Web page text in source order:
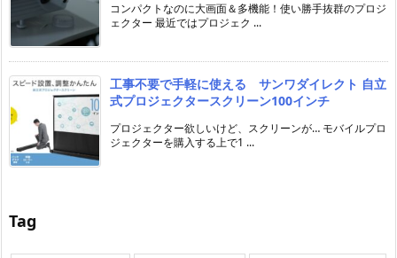
コンパクトなのに大画面＆多機能！使い勝手抜群のプロジ
ェクター 最近ではプロジェク ...
工事不要で手軽に使える サンワダイレクト 自立
式プロジェクタースクリーン100インチ
プロジェクター欲しいけど、スクリーンが… モバイルプロ
ジェクターを購入する上で1 ...
Tag